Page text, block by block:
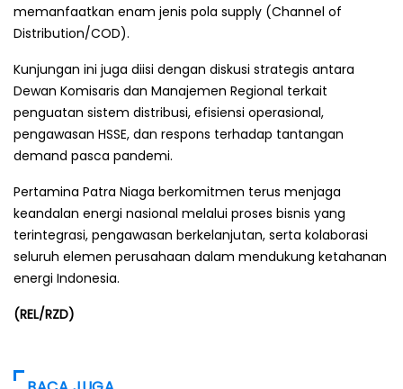
memanfaatkan enam jenis pola supply (Channel of
Distribution/COD).
Kunjungan ini juga diisi dengan diskusi strategis antara
Dewan Komisaris dan Manajemen Regional terkait
penguatan sistem distribusi, efisiensi operasional,
pengawasan HSSE, dan respons terhadap tantangan
demand pasca pandemi.
Pertamina Patra Niaga berkomitmen terus menjaga
keandalan energi nasional melalui proses bisnis yang
terintegrasi, pengawasan berkelanjutan, serta kolaborasi
seluruh elemen perusahaan dalam mendukung ketahanan
energi Indonesia.
(REL/RZD)